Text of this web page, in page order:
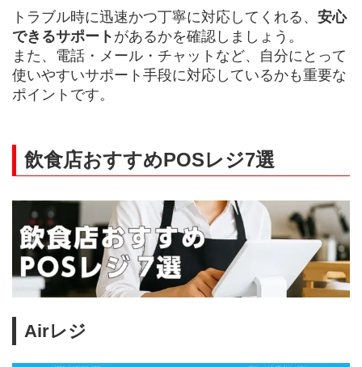
トラブル時に迅速かつ丁寧に対応してくれる、 安心
できるサポート があるかを確認しましょう。
また、電話・メール・チャットなど、自分にとって
使いやすいサポート手段に対応しているかも重要な
ポイントです。
飲食店おすすめPOSレジ7選
Airレジ